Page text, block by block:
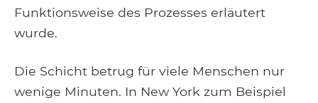
Funktionsweise des Prozesses erläutert
wurde.
Die Schicht betrug für viele Menschen nur
wenige Minuten. In New York zum Beispiel